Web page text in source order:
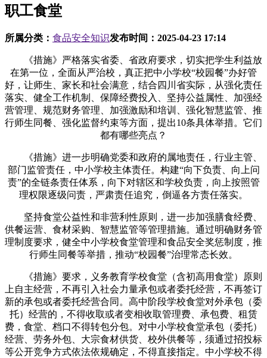
职工食堂
所属分类： 食品安全知识发布时间： 2025-04-23 17:14
《措施》严格落实省委、省政府要求，切实把学生利益放
在第一位，全面从严治校，真正把中小学校“校园餐”办好管
好，让师生、家长和社会满意，结合四川省实际，从强化责任
落实、健全工作机制、保障经费投入、坚持公益属性、加强经
营管理、规范财务管理、加强激励和培训、强化智慧监管、推
行师生同餐、强化监督约束等方面，提出10条具体举措。它们
都有哪些亮点？
《措施》进一步明确党委和政府的属地责任，行业主管、
部门监管责任，中小学校主体责任。构建“向下负责、向上问
责”的全链条责任体系，向下对辖区和学校负责，向上按照管
理权限逐级问责，严肃责任追究，倒逼各方责任落实。
坚持食堂公益性和非营利性原则，进一步加强膳食经费、
供餐运营、食材采购、智慧监管等管理措施。通过明确财务管
理制度要求，健全中小学校食堂管理和食品安全奖惩制度，推
行师生同餐等举措，推动“校园餐”治理常态长效。
《措施》要求，义务教育学校食堂（含初高用食堂）原则
上自主经营，不再引入社会力量承包或者委托经营，不再签订
新的承包或者委托经营合同。高中阶段学校食堂对外承包（委
托）经营的，不得收取或者变相收取管理费、承包费、租赁
费，食堂、档口不得转包分包。对中小学校食堂承包（委托）
经营、劳务外包、大宗食材供货、校外供餐等，须通过招投标
等公开竞争方式依法依规确定，不得直接指定。中小学校不得